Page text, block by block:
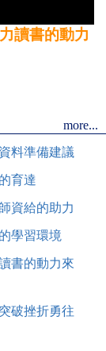
讀書的動力
more...
料準備建議
育達
資給的助力
學習環境
書的動力來
破挫折勇往